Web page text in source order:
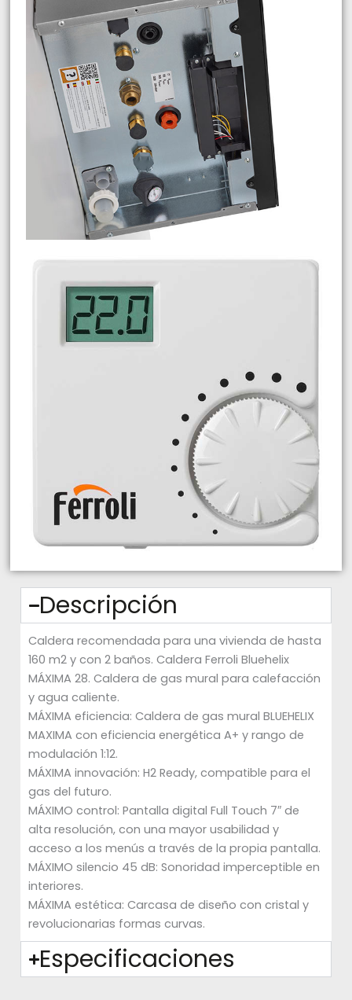
Descripción
Caldera recomendada para una vivienda de hasta
160 m2 y con 2 baños. Caldera Ferroli Bluehelix
MÁXIMA 28. Caldera de gas mural para calefacción
y agua caliente.
MÁXIMA eficiencia: Caldera de gas mural BLUEHELIX
MAXIMA con eficiencia energética A+ y rango de
modulación 1:12.
MÁXIMA innovación: H2 Ready, compatible para el
gas del futuro.
MÁXIMO control: Pantalla digital Full Touch 7″ de
alta resolución, con una mayor usabilidad y
acceso a los menús a través de la propia pantalla.
MÁXIMO silencio 45 dB: Sonoridad imperceptible en
interiores.
MÁXIMA estética: Carcasa de diseño con cristal y
revolucionarias formas curvas.
Especificaciones